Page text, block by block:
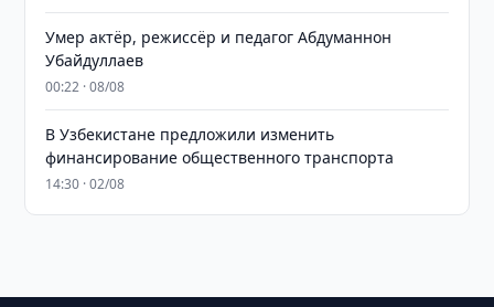
Умер актёр, режиссёр и педагог Абдуманнон
Убайдуллаев
00:22 · 08/08
В Узбекистане предложили изменить
финансирование общественного транспорта
14:30 · 02/08